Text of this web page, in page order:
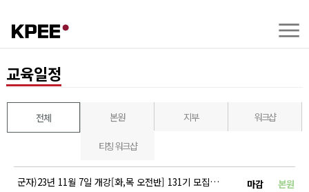
교육일정
전체 본원 지부 워크샵
티칭 워크샵
군자)23년 11월 7일 개강[화,목 오전반] 131기 모집 안내 마감 본원